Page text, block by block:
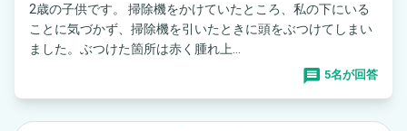
2歳の子供です。 掃除機をかけていたところ、私の下にいる
ことに気づかず、掃除機を引いたときに頭をぶつけてしまい
ました。ぶつけた箇所は赤く腫れ上...
5名が回答